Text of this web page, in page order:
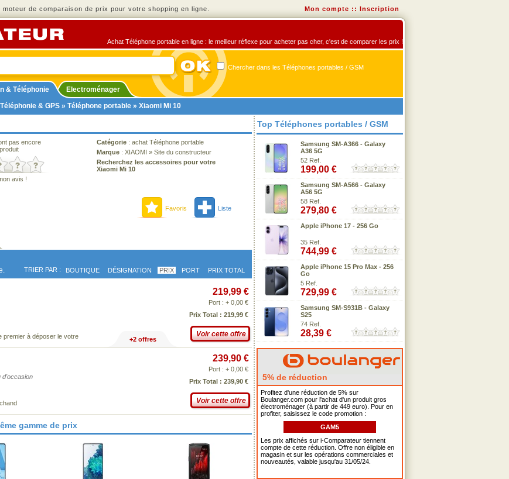
de comparaison de prix pour votre shopping en ligne. Mon compte :: Inscription
Achat Téléphone portable en ligne : le meilleur réflexe pour acheter pas cher, c'est de comparer les prix !
Chercher dans les Téléphones portables / GSM
& Téléphonie
Electroménager
Téléphonie & GPS » Téléphone portable » Xiaomi Mi 10
pas encore
avis !
Catégorie : achat Téléphone portable
Marque : XIAOMI » Site du constructeur
Recherchez les accessoires pour votre
Xiaomi Mi 10
Favoris Liste
TRIER PAR : BOUTIQUE DÉSIGNATION PRIX PORT PRIX TOTAL
premier à déposer le votre
219,99 €
Port : + 0,00 €
Prix Total : 219,99 €
Voir cette offre
+2 offres
d'occasion
239,90 €
Port : + 0,00 €
Prix Total : 239,90 €
Voir cette offre
gamme de prix
Top Téléphones portables / GSM
Samsung SM-A366 - Galaxy
A36 5G
52 Ref.
199,00 €
Samsung SM-A566 - Galaxy
A56 5G
58 Ref.
279,80 €
Apple iPhone 17 - 256 Go
35 Ref.
744,99 €
Apple iPhone 15 Pro Max - 256
Go
5 Ref.
729,99 €
Samsung SM-S931B - Galaxy
S25
74 Ref.
28,39 €
5% de réduction
Profitez d'une réduction de 5% sur
Boulanger.com pour l'achat d'un produit gros
électroménager (à partir de 449 euro). Pour en
profiter, saisissez le code promotion :
GAM5
Les prix affichés sur i-Comparateur tiennent
compte de cette réduction. Offre non éligible en
magasin et sur les opérations commerciales et
nouveautés, valable jusqu'au 31/05/24.